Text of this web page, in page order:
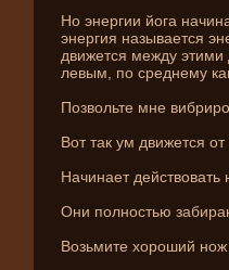
Но энергии йога
энергия называется
движется между
левым, по среднему
Позвольте мне
Вот так ум движется
Начинает
Они­ полностью
Возьмите хороший нож